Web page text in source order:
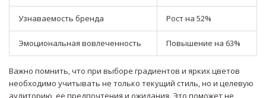
Узнаваемость бренда Рост на 52%
Эмоциональная вовлеченность Повышение на 63%
Важно помнить, что при выборе градиентов и ярких цветов
необходимо учитывать не только текущий стиль, но и целевую
аудиторию, ее предпочтения и ожидания. Это поможет не